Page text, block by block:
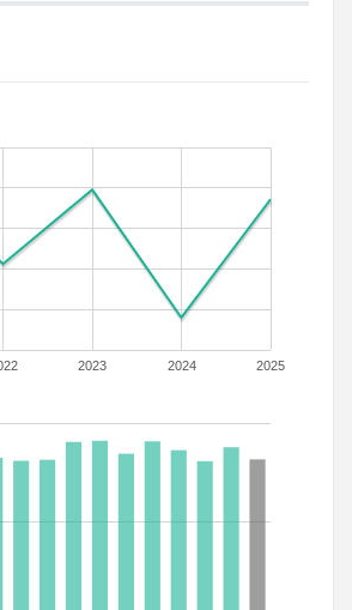
2023 2024 2025